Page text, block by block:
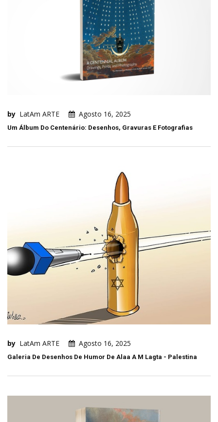
by LatAm ARTE Agosto 16, 2025
Um Álbum Do Centenário: Desenhos, Gravuras E Fotografias
by LatAm ARTE Agosto 16, 2025
Galeria De Desenhos De Humor De Alaa A M Lagta - Palestina